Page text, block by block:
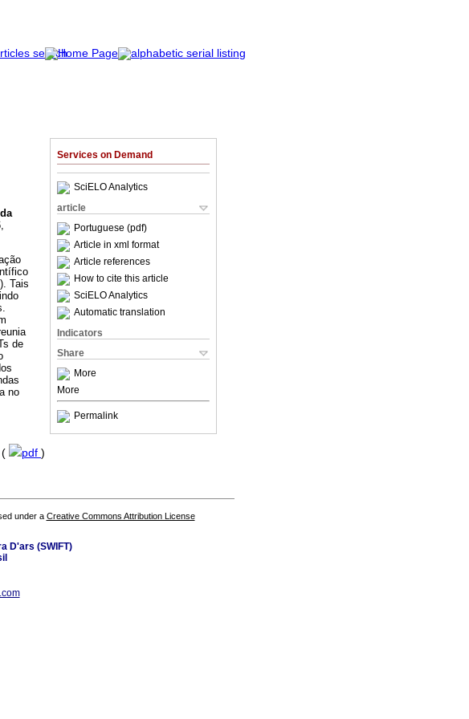
Services on Demand
SciELO Analytics
article
Portuguese (pdf)
Article in xml format
Article references
How to cite this article
SciELO Analytics
Automatic translation
Indicators
Share
More
More
Permalink
Tais
de
no
( pdf )
under a Creative Commons Attribution License
D'ars (SWIFT)